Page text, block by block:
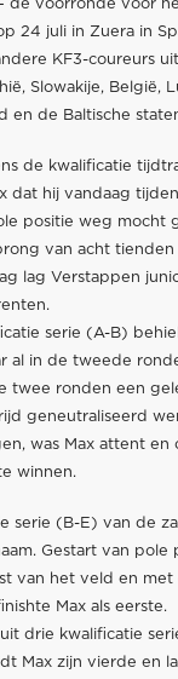
de voorronde voor
24 juli in Zuera in
KF3-coureurs
Slowakije, België,
en de Baltische
de kwalificatie
dat hij vandaag
positie weg mocht
van acht
lag Verstappen
serie (A-B)
al in de tweede
twee ronden een
geneutraliseerd
was Max attent en
winnen.
serie (B-E) van de
Gestart van pole
van het veld en
Max als eerste.
drie kwalificatie
Max zijn vierde en